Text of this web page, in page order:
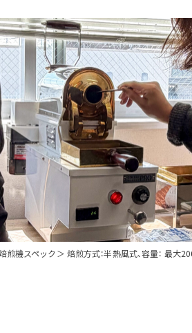
煎機スペック＞ 焙煎方式：半熱風式、容量： 最大